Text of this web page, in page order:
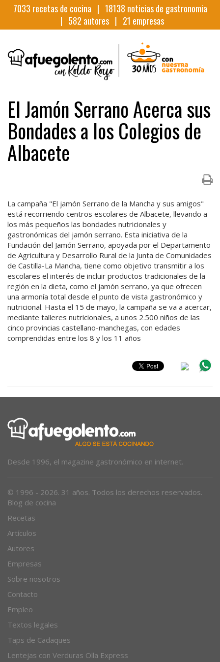
7033 recetas de cocina | 18138 noticias de gastronomia
| 582 autores | 21 empresas
El Jamón Serrano Acerca sus
Bondades a los Colegios de
Albacete
La campaña "El jamón Serrano de la Mancha y sus amigos"
está recorriendo centros escolares de Albacete, llevando a
los más pequeños las bondades nutricionales y
gastronómicas del jamón serrano. Esta iniciativa de la
Fundación del Jamón Serrano, apoyada por el Departamento
de Agricultura y Desarrollo Rural de la Junta de Comunidades
de Castilla-La Mancha, tiene como objetivo transmitir a los
escolares el interés de incluir productos tradicionales de la
región en la dieta, como el jamón serrano, ya que ofrecen
una armonía total desde el punto de vista gastronómico y
nutricional. Hasta el 15 de mayo, la campaña se va a acercar,
mediante talleres nutricionales, a unos 2.500 niños de las
cinco provincias castellano-manchegas, con edades
comprendidas entre los 8 y los 11 años
Desde 1996, el magazine gastronómico en internet.
© 1996 - 2026. 31 años. Todos los derechos reservados.
Blog de cocina
Recetas
Artículos
Autores
Empresas
Sobre nosotros
Contacto
Empleo
Textos legales
Taps de Cadaques
Lentejas con Verduras Olla Express